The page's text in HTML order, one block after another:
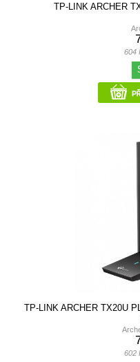
TP-LINK ARCHER
604
TP-LINK ARCHER TX20U
602